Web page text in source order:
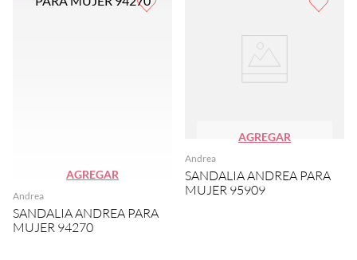
AGREGAR
Andrea
SANDALIA ANDREA PARA
MUJER 94270
AGREGAR
Andrea
SANDALIA ANDREA PARA
MUJER 95909